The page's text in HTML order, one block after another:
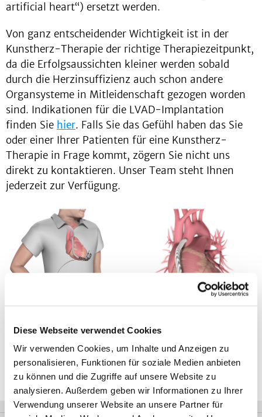
Diese Webseite verwendet Cookies
Wir verwenden Cookies, um Inhalte und Anzeigen zu
personalisieren, Funktionen für soziale Medien anbieten
zu können und die Zugriffe auf unsere Website zu
analysieren. Außerdem geben wir Informationen zu Ihrer
Verwendung unserer Website an unsere Partner für
artificial heart“) ersetzt werden.
Von ganz entscheidender Wichtigkeit ist in der
Kunstherz-Therapie der richtige Therapiezeitpunkt,
da die Erfolgsaussichten kleiner werden sobald
durch die Herzinsuffizienz auch schon andere
Organsysteme in Mitleidenschaft gezogen worden
sind. Indikationen für die LVAD-Implantation
finden Sie hier. Falls Sie das Gefühl haben das Sie
oder einer Ihrer Patienten für eine Kunstherz-
Therapie in Frage kommt, zögern Sie nicht uns
direkt zu kontaktieren. Unser Team steht Ihnen
jederzeit zur Verfügung.
„LVAD-System (Herzunterstützungssystem zur langfristigen Unterstützung der linken
Herzkammer). Mit freundlicher Genehmigung der Firma Medtronic.“